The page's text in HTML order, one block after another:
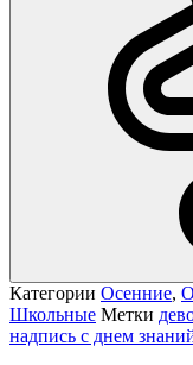
Категории Осенние,
Школьные Метки
надпись с днем